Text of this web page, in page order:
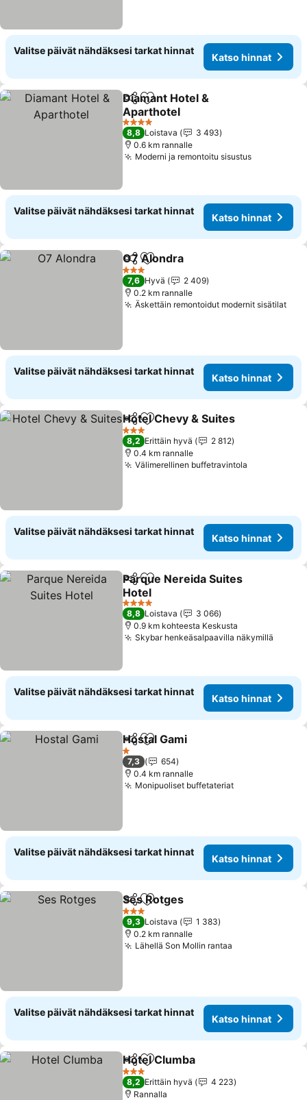
Valitse päivät nähdäksesi tarkat hinnat
Katso hinnat
Jaa Lisää suosikkeihin
Diamant Hotel &
Aparthotel
4 Tähtiluokitus
8,8 Loistava
3 493
0.6 km rannalle
Moderni ja remontoitu sisustus
Valitse päivät nähdäksesi tarkat hinnat
Katso hinnat
Jaa Lisää suosikkeihin
O7 Alondra
3 Tähtiluokitus
7,6 Hyvä
2 409
0.2 km rannalle
Äskettäin remontoidut modernit sisätilat
Valitse päivät nähdäksesi tarkat hinnat
Katso hinnat
Jaa Lisää suosikkeihin
Hotel Chevy & Suites
3 Tähtiluokitus
8,2 Erittäin hyvä
2 812
0.4 km rannalle
Välimerellinen buffetravintola
Valitse päivät nähdäksesi tarkat hinnat
Katso hinnat
Jaa Lisää suosikkeihin
Parque Nereida Suites
Hotel
4 Tähtiluokitus
8,8 Loistava
3 066
0.9 km kohteesta Keskusta
Skybar henkeäsalpaavilla näkymillä
Valitse päivät nähdäksesi tarkat hinnat
Katso hinnat
Jaa Lisää suosikkeihin
Hostal Gami
1 Tähtiluokitus
7,3
654
0.4 km rannalle
Monipuoliset buffetateriat
Valitse päivät nähdäksesi tarkat hinnat
Katso hinnat
Jaa Lisää suosikkeihin
Ses Rotges
3 Tähtiluokitus
9,3 Loistava
1 383
0.2 km rannalle
Lähellä Son Mollin rantaa
Valitse päivät nähdäksesi tarkat hinnat
Katso hinnat
Jaa Lisää suosikkeihin
Hotel Clumba
3 Tähtiluokitus
8,2 Erittäin hyvä
4 223
Rannalla